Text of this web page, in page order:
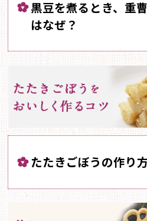
黒豆を煮るとき、重
はなぜ？
たたきごぼうの作り